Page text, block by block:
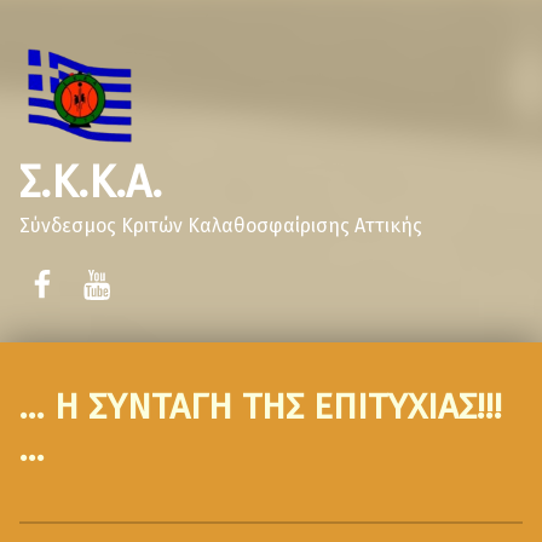
Σ.Κ.Κ.Α.
Σύνδεσμος Κριτών Καλαθοσφαίρισης Αττικής
… Η ΣΥΝΤΑΓΗ ΤΗΣ ΕΠΙΤΥΧΙΑΣ!!!
…